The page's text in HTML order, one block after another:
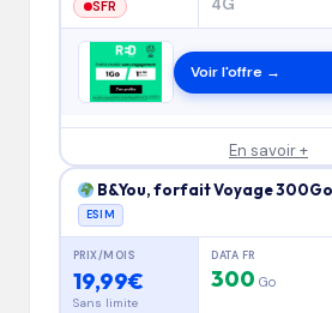
SFR 4G
Voir l'offre →
En savoir +
B&You, forfait Voyage
ESIM
PRIX/MOIS
19,99€
Sans limite
DATA FR
300 Go